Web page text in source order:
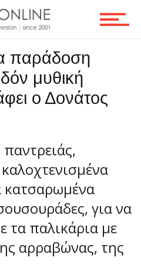
παράδοση
μυθική
ο Δονάτος
κατσαρωμένα
για να
τα παλικάρια με
αρραβώνας, της